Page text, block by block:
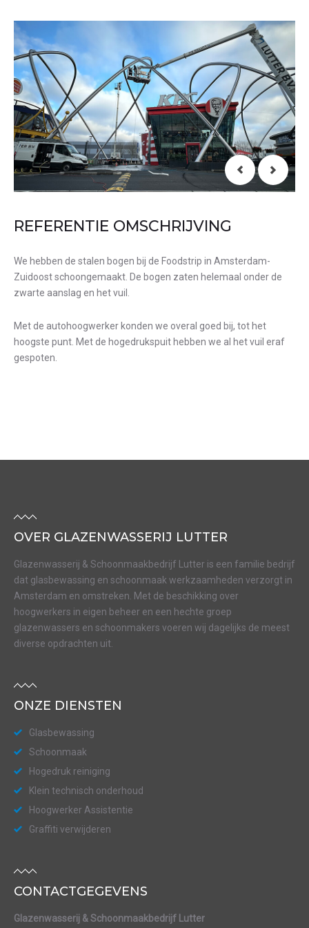
REFERENTIE OMSCHRIJVING
We hebben de stalen bogen bij de Foodstrip in Amsterdam-
Zuidoost schoongemaakt. De bogen zaten helemaal onder de
zwarte aanslag en het vuil.
Met de autohoogwerker konden we overal goed bij, tot het
hoogste punt. Met de hogedrukspuit hebben we al het vuil eraf
gespoten.
OVER GLAZENWASSERIJ LUTTER
Glazenwasserij & Schoonmaakbedrijf Lutter is een familie bedrijf
dat glasbewassing en schoonmaak werkzaamheden verzorgt in
Amsterdam en omstreken. Met de beschikking over
hoogwerkers in eigen beheer en een hechte groep
glazenwassers en schoonmakers voeren wij dagelijks de meest
diverse opdrachten uit.
ONZE DIENSTEN
Glasbewassing
Schoonmaak
Hogedruk reiniging
Klein technisch onderhoud
Hoogwerker Assistentie
Graffiti verwijderen
CONTACTGEGEVENS
Glazenwasserij & Schoonmaakbedrijf Lutter